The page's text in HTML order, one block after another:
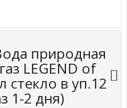
природная
LEGEND of
стекло в уп.12
1-2 дня)